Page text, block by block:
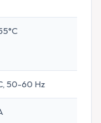
50-60 Hz